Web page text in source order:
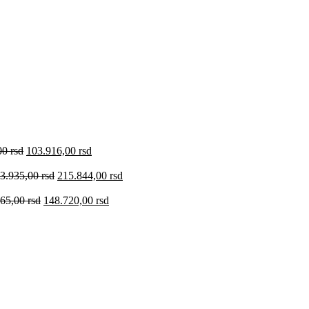
rsd 103.916,00 rsd
rsd 215.844,00 rsd
rsd 148.720,00 rsd